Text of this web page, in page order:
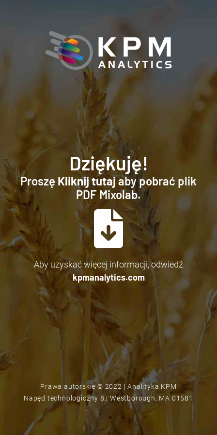
Dziękuję!
Proszę Kliknij tutajaby pobrać plik
PDF Mixolab.
Aby uzyskać więcej informacji, odwiedź
kpmanalytics.com
Prawa autorskie © 2022 | Analityka KPM
Napęd technologiczny 8 | Westborough, MA 01581